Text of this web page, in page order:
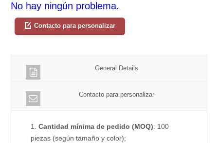
No hay ningún problema.
Contacto para personalizar
General Details
Contacto para personalizar
1.Cantidad mínima de pedido (MOQ): 100
piezas (según tamaño y color);